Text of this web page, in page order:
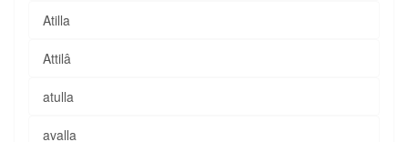
Atilla
Attilâ
atulla
avalla